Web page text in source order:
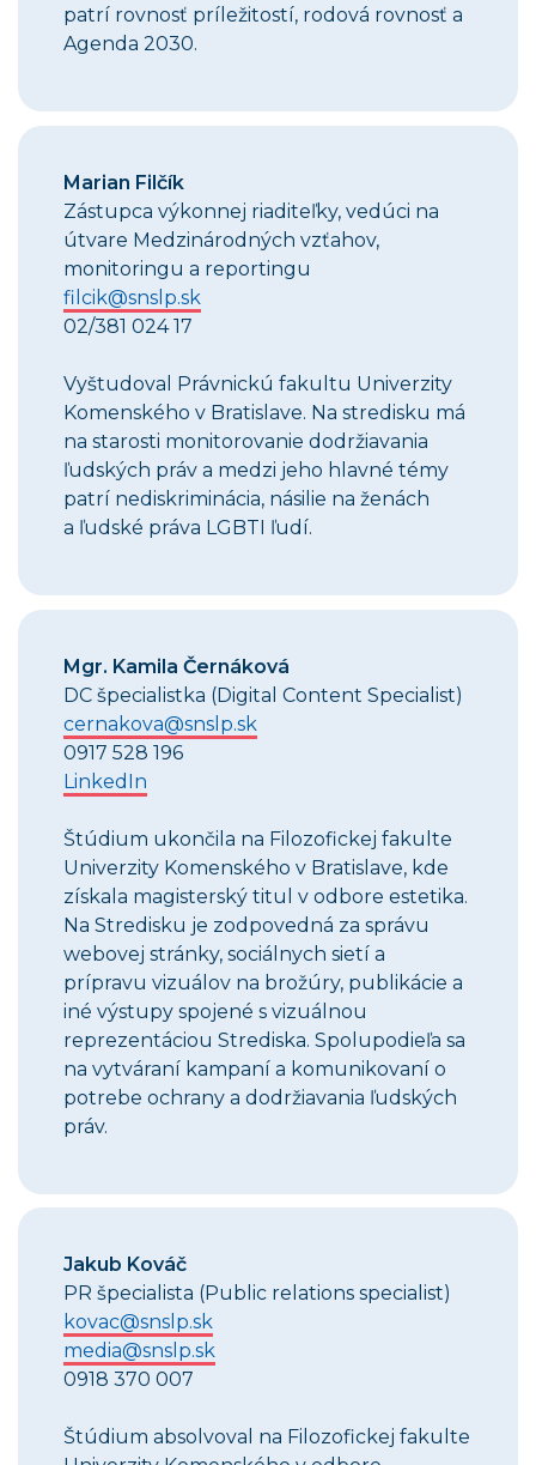
patrí rovnosť príležitostí, rodová rovnosť a
Agenda 2030.
Marian Filčík
Zástupca výkonnej riaditeľky, vedúci na
útvare Medzinárodných vzťahov,
monitoringu a reportingu
filcik@snslp.sk
02/381 024 17
Vyštudoval Právnickú fakultu Univerzity
Komenského v Bratislave. Na stredisku má
na starosti monitorovanie dodržiavania
ľudských práv a medzi jeho hlavné témy
patrí nediskriminácia, násilie na ženách
a ľudské práva LGBTI ľudí.
Mgr. Kamila Černáková
DC špecialistka (Digital Content Specialist)
cernakova@snslp.sk
0917 528 196
LinkedIn
Štúdium ukončila na Filozofickej fakulte
Univerzity Komenského v Bratislave, kde
získala magisterský titul v odbore estetika.
Na Stredisku je zodpovedná za správu
webovej stránky, sociálnych sietí a
prípravu vizuálov na brožúry, publikácie a
iné výstupy spojené s vizuálnou
reprezentáciou Strediska. Spolupodieľa sa
na vytváraní kampaní a komunikovaní o
potrebe ochrany a dodržiavania ľudských
práv.
Jakub Kováč
PR špecialista (Public relations specialist)
kovac@snslp.sk
media@snslp.sk
0918 370 007
Štúdium absolvoval na Filozofickej fakulte